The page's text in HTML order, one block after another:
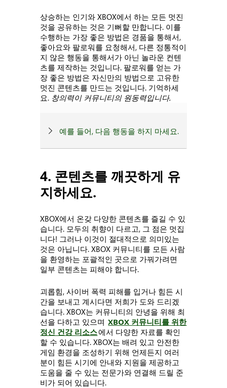
상승하는 인기와 XBOX에서 하는 모든 멋진
것을 공유하는 것은 기뻐할 만합니다. 이를
수행하는 가장 좋은 방법은 경품을 통해서,
좋아요와 팔로워를 요청해서, 다른 정통적이
지 않은 행동을 통해서가 아닌 놀라운 컨텐
츠를 제작하는 것입니다. 팔로워를 얻는 가
장 좋은 방법은 자신만의 방법으로 고유한
멋진 콘텐츠를 만드는 것입니다. 기억하세
요. 창의력이 커뮤니티의 원동력입니다.
예를 들어, 다음 행동을 하지 마세요.
4. 콘텐츠를 깨끗하게 유
지하세요.
XBOX에서 온갖 다양한 콘텐츠를 즐길 수 있
습니다. 모두의 취향이 다르고, 그 점은 멋집
니다! 그러나 이것이 절대적으로 의미있는
것은 아닙니다. XBOX 커뮤니티를 모든 사람
을 환영하는 포괄적인 곳으로 가꿔가려면
일부 콘텐츠는 피해야 합니다.
괴롭힘, 사이버 폭력 피해를 입거나 힘든 시
간을 보내고 계시다면 저희가 도와 드리겠
습니다. XBOX는 커뮤니티의 안녕을 위해 최
선을 다하고 있으며 XBOX 커뮤니티를 위한
정신 건강 리소스에서 다양한 자료를 확인
할 수 있습니다. XBOX는 배려 있고 안전한
게임 환경을 조성하기 위해 언제든지 여러
분이 힘든 시기에 안내와 지원을 제공하고
도움을 줄 수 있는 전문가와 연결해 드릴 준
비가 되어 있습니다.